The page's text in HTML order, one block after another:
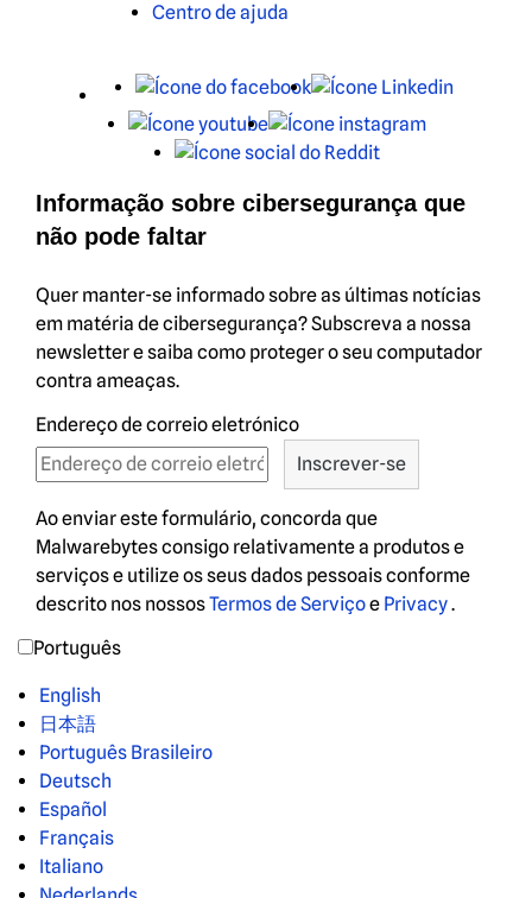
Centro de ajuda
X Facebook
Youtube
Instagram
Reddit
Informação sobre cibersegurança que
não pode faltar
Quer manter-se informado sobre as últimas notícias
em matéria de cibersegurança? Subscreva a nossa
newsletter e saiba como proteger o seu computador
contra ameaças.
Endereço de correio eletrónico
Ao enviar este formulário, concorda que
Malwarebytes consigo relativamente a produtos e
serviços e utilize os seus dados pessoais conforme
descrito nos nossosTermos de Serviçoe Privacy.
Português
English
日本語
Português Brasileiro
Deutsch
Español
Français
Italiano